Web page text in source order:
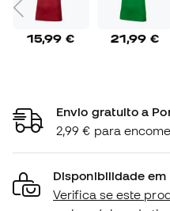
15,99 € 21,99 €
Envio gratuito a
2,99 € para
Disponibilidade em
Verifica se este